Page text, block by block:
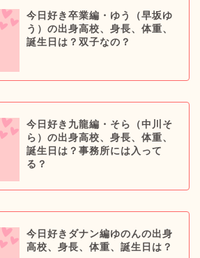
今日好き卒業編・ゆう（早坂ゆ
う）の出身高校、身長、体重、
誕生日は？双子なの？
今日好き九龍編・そら（中川そ
ら）の出身高校、身長、体重、
誕生日は？事務所には入って
る？
今日好きダナン編ゆのんの出身
高校、身長、体重、誕生日は？